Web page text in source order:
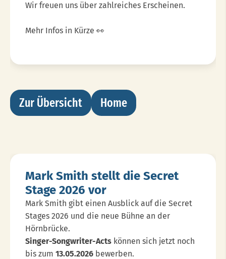
Wir freuen uns über zahlreiches Erscheinen.
Mehr Infos in Kürze 👀
Zur Übersicht Home
Mark Smith stellt die Secret
Stage 2026 vor
Mark Smith gibt einen Ausblick auf die Secret
Stages 2026 und die neue Bühne an der
Hörnbrücke.
Singer-Songwriter-Acts können sich jetzt noch
bis zum 13.05.2026 bewerben.